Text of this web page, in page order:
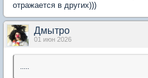
отражается в других)))
Дмытро
01 июн 2026
.....